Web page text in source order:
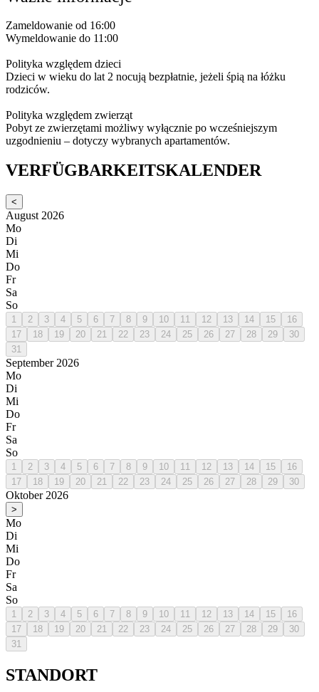
Zameldowanie od 16:00
Wymeldowanie do 11:00
Polityka względem dzieci
Dzieci w wieku do lat 2 nocują bezpłatnie, jeżeli śpią na łóżku
rodziców.
Polityka względem zwierząt
Pobyt ze zwierzętami możliwy wyłącznie po wcześniejszym
uzgodnieniu – dotyczy wybranych apartamentów.
VERFÜGBARKEITSKALENDER
<
August 2026
Mo
Di
Mi
Do
Fr
Sa
So
1 2 3 4 5 6 7 8 9 10 11 12 13 14 15
16
17
18 19 20 21 22 23 24 25 26 27 28 29
30
31
September 2026
Mo
Di
Mi
Do
Fr
Sa
So
1 2 3 4 5 6 7 8 9 10 11 12 13 14 15
16
17
18 19 20 21 22 23 24 25 26 27 28 29 30
Oktober 2026
>
Mo
Di
Mi
Do
Fr
Sa
So
1 2 3 4 5 6 7 8 9 10 11 12 13 14 15
16
17
18 19 20 21 22 23 24 25 26 27 28 29
30
31
STANDORT